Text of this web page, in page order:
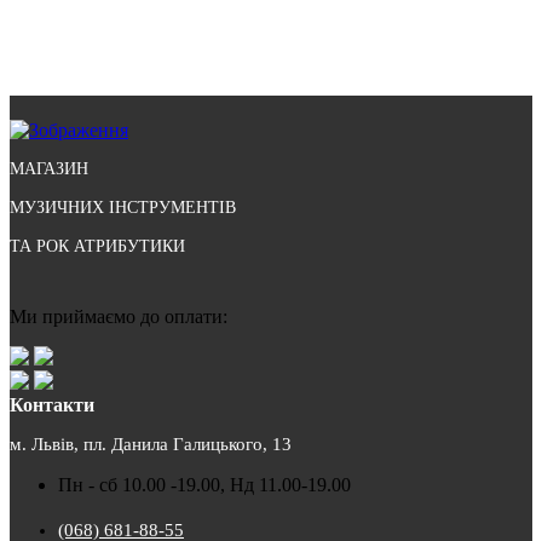
МАГАЗИН
МУЗИЧНИХ ІНСТРУМЕНТІВ
ТА РОК АТРИБУТИКИ
Ми приймаємо до оплати:
Контакти
м. Львів, пл. Данила Галицького, 13
Пн - сб 10.00 -19.00, Нд 11.00-19.00
(068) 681-88-55